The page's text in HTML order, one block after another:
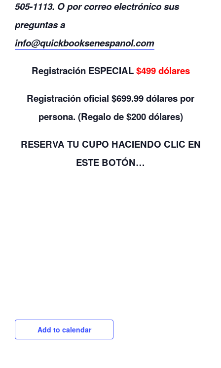
505-1113. O por correo electrónico sus
preguntas a
info@quickbooksenespanol.com
Registración ESPECIAL$499 dólares
Registración oficial $699.99 dólares por
persona. (Regalo de $200 dólares)
RESERVA TU CUPO HACIENDO CLIC EN
ESTE BOTÓN…
Add to calendar